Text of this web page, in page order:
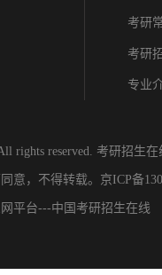
考研
考研
专业
rights reserved. 考研招生在
意，不得转载。 京ICP备
平台---中国考研招生在线